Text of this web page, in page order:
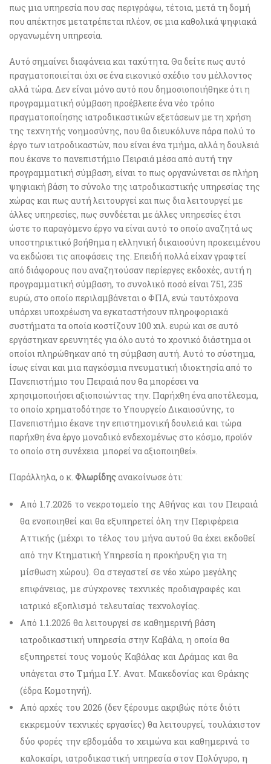
πως μια υπηρεσία που σας περιγράφω, τέτοια, μετά τη δομή
που απέκτησε μετατρέπεται πλέον, σε μια καθολικά ψηφιακά
οργανωμένη υπηρεσία.
Αυτό σημαίνει διαφάνεια και ταχύτητα. Θα δείτε πως αυτό
πραγματοποιείται όχι σε ένα εικονικό σχέδιο του μέλλοντος
αλλά τώρα. Δεν είναι μόνο αυτό που δημοσιοποιήθηκε ότι η
προγραμματική σύμβαση προέβλεπε ένα νέο τρόπο
πραγματοποίησης ιατροδικαστικών εξετάσεων με τη χρήση
της τεχνητής νοημοσύνης, που θα διευκόλυνε πάρα πολύ το
έργο των ιατροδικαστών, που είναι ένα τμήμα, αλλά η δουλειά
που έκανε το πανεπιστήμιο Πειραιά μέσα από αυτή την
προγραμματική σύμβαση, είναι το πως οργανώνεται σε πλήρη
ψηφιακή βάση το σύνολο της ιατροδικαστικής υπηρεσίας της
χώρας και πως αυτή λειτουργεί και πως δια λειτουργεί με
άλλες υπηρεσίες, πως συνδέεται με άλλες υπηρεσίες έτσι
ώστε το παραγόμενο έργο να είναι αυτό το οποίο αναζητά ως
υποστηρικτικό βοήθημα η ελληνική δικαιοσύνη προκειμένου
να εκδώσει τις αποφάσεις της. Επειδή πολλά είχαν γραφτεί
από διάφορους που αναζητούσαν περίεργες εκδοχές, αυτή η
προγραμματική σύμβαση, το συνολικό ποσό είναι 751, 235
ευρώ, στο οποίο περιλαμβάνεται ο ΦΠΑ, ενώ ταυτόχρονα
υπάρχει υποχρέωση να εγκαταστήσουν πληροφοριακά
συστήματα τα οποία κοστίζουν 100 χιλ. ευρώ και σε αυτό
εργάστηκαν ερευνητές για όλο αυτό το χρονικό διάστημα οι
οποίοι πληρώθηκαν από τη σύμβαση αυτή. Αυτό το σύστημα,
ίσως είναι και μια παγκόσμια πνευματική ιδιοκτησία από το
Πανεπιστήμιο του Πειραιά που θα μπορέσει να
χρησιμοποιήσει αξιοποιώντας την. Παρήχθη ένα αποτέλεσμα,
το οποίο χρηματοδότησε το Υπουργείο Δικαιοσύνης, το
Πανεπιστήμιο έκανε την επιστημονική δουλειά και τώρα
παρήχθη ένα έργο μοναδικό ενδεχομένως στο κόσμο, προϊόν
το οποίο στη συνέχεια μπορεί να αξιοποιηθεί».
Παράλληλα, ο κ. Φλωρίδηςανακοίνωσε ότι:
Από 1.7.2026 το νεκροτομείο της Αθήνας και του Πειραιά
θα ενοποιηθεί και θα εξυπηρετεί όλη την Περιφέρεια
Αττικής (μέχρι το τέλος του μήνα αυτού θα έχει εκδοθεί
από την Κτηματική Υπηρεσία η προκήρυξη για τη
μίσθωση χώρου). Θα στεγαστεί σε νέο χώρο μεγάλης
επιφάνειας, με σύγχρονες τεχνικές προδιαγραφές και
ιατρικό εξοπλισμό τελευταίας τεχνολογίας.
Από 1.1.2026 θα λειτουργεί σε καθημερινή βάση
ιατροδικαστική υπηρεσία στην Καβάλα, η οποία θα
εξυπηρετεί τους νομούς Καβάλας και Δράμας και θα
υπάγεται στο Τμήμα Ι.Υ. Ανατ. Μακεδονίας και Θράκης
(έδρα Κομοτηνή).
Από αρχές του 2026 (δεν ξέρουμε ακριβώς πότε διότι
εκκρεμούν τεχνικές εργασίες) θα λειτουργεί, τουλάχιστον
δύο φορές την εβδομάδα το χειμώνα και καθημερινά το
καλοκαίρι, ιατροδικαστική υπηρεσία στον Πολύγυρο, η